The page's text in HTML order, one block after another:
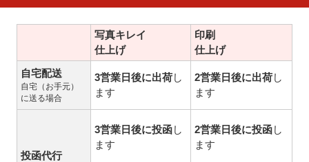
写真キレイ
仕上げ
印刷
仕上げ
自宅配送
自宅（お手元）
に送る場合
3営業日後に出荷し
ます
2営業日後に出荷し
ます
投函代行
3営業日後に投函し
ます
2営業日後に投函し
ます